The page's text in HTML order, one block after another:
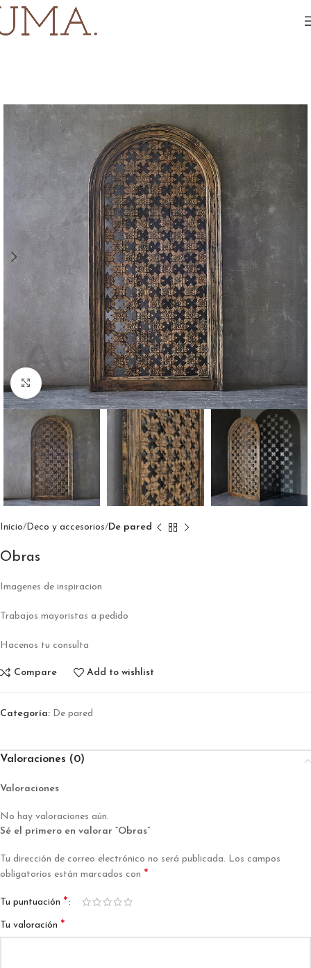
Click to enlarge
Inicio Deco y accesorios De pared
Obras
Imagenes de inspiracion
Trabajos mayoristas a pedido
Hacenos tu consulta
Compare Add to wishlist
Categoría: De pared
Valoraciones (0)
Valoraciones
No hay valoraciones aún.
Sé el primero en valorar “Obras”
Tu dirección de correo electrónico no será publicada. Los campos
obligatorios están marcados con *
Tu puntuación *
Tu valoración *